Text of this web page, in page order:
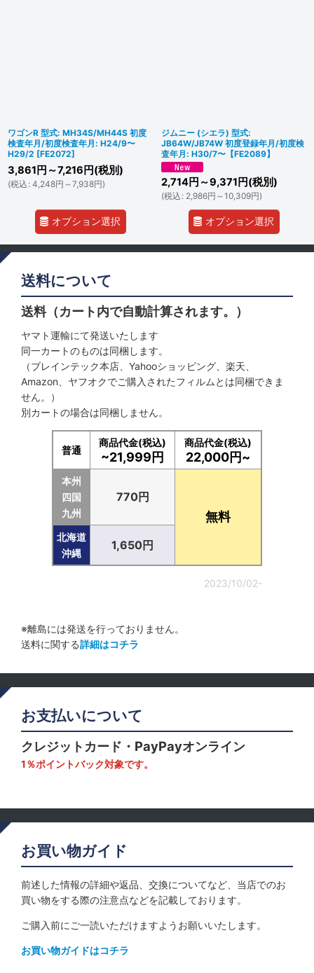
ワゴンR 型式: MH34S/MH44S 初度
検査年月/初度検査年月: H24/9〜
H29/2 [FE2072]
3,861 円 ～7,216 円(税別)
(税込 : 4,248円 ～7,938円)
オプション選択
ジムニー (シエラ) 型式:
JB64W/JB74W 初度登録年月/初度検
査年月: H30/7〜【FE2089】
2,714円 ～9,371 円(税別)
(税込 : 2,986円 ～10,309円)
オプション選択
送料について
送料（カート内で自動計算されます。）
ヤマト運輸にて発送いたします
同一カートのものは同梱します。
（ブレインテック本店、Yahooショッピング、楽天、
Amazon、ヤフオクでご購入されたフィルムとは同梱できま
せん。）
別カートの場合は同梱しません。
普通
商品代金(税込)
~21,999円
商品代金(税込)
22,000円~
本州
四国
九州
770円
無料
北海道
沖縄
1,650円
2023/10/02-
※離島には発送を行っておりません。
送料に関する詳細はコチラ
お支払いについて
クレジットカード・PayPayオンライン
1％ポイントバック対象です。
お買い物ガイド
前述した情報の詳細や返品、交換についてなど、当店でのお
買い物をする際の注意点などを記載しております。
ご購入前にご一読いただけますようお願いいたします。
お買い物ガイドはコチラ